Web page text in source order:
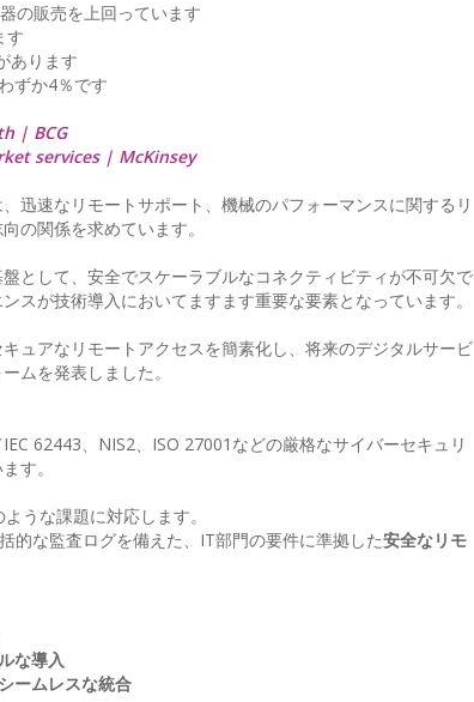
の販売を上回っています
す
あります
ずか4％です
| BCG
services | McKinsey
迅速なリモートサポート、機械のパフォーマンスに関するリ
の関係を求めています。
として、安全でスケーラブルなコネクティビティが不可欠で
スが技術導入においてますます重要な要素となっています。
ュアなリモートアクセスを簡素化し、将来のデジタルサービ
ムを発表しました。
62443、NIS2、ISO 27001などの厳格なサイバーセキュリ
す。
うな課題に対応します。
的な監査ログを備えた、IT部門の要件に準拠した安全なリモ
な導入
ームレスな統合